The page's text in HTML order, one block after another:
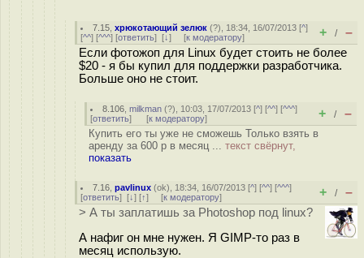
7.15 ,хрюкотающий зелюк (?), 18:34, 16/07/2013 [^]
[^^] [^^^] [ответить] [↓] [к модератору] + / –
Если фотожоп для Linux будет стоить не более
$20 - я бы купил для поддержки разработчика.
Больше оно не стоит.
8.106 ,milkman (?), 10:03, 17/07/2013 [^] [^^] [^^^]
[ответить] [к модератору] + / –
Купить его ты уже не сможешь Только взять в
аренду за 600 р в месяц ... текст свёрнут,
показать
7.16 ,pavlinux (ok), 18:34, 16/07/2013 [^] [^^] [^^^]
[ответить] [↓] [↑] [к модератору] + / –
> А ты заплатишь за Photoshop под linux?
А нафиг он мне нужен. Я GIMP-то раз в
месяц использую.